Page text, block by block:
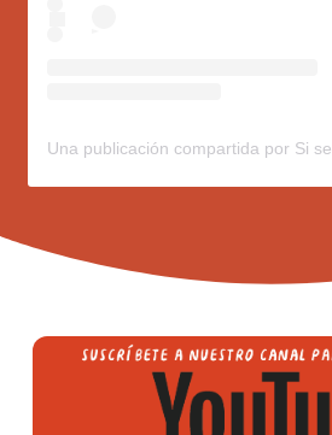
Una publicación compartida por Si